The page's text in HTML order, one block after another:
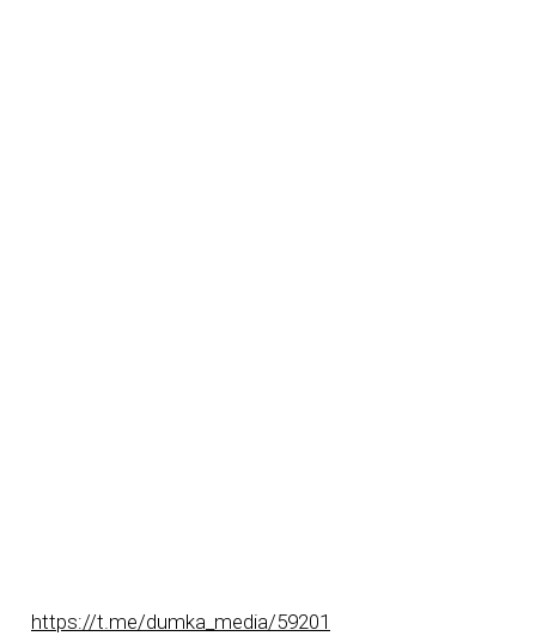
https://t.me/dumka_media/59201